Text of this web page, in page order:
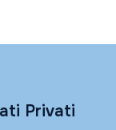
Privati